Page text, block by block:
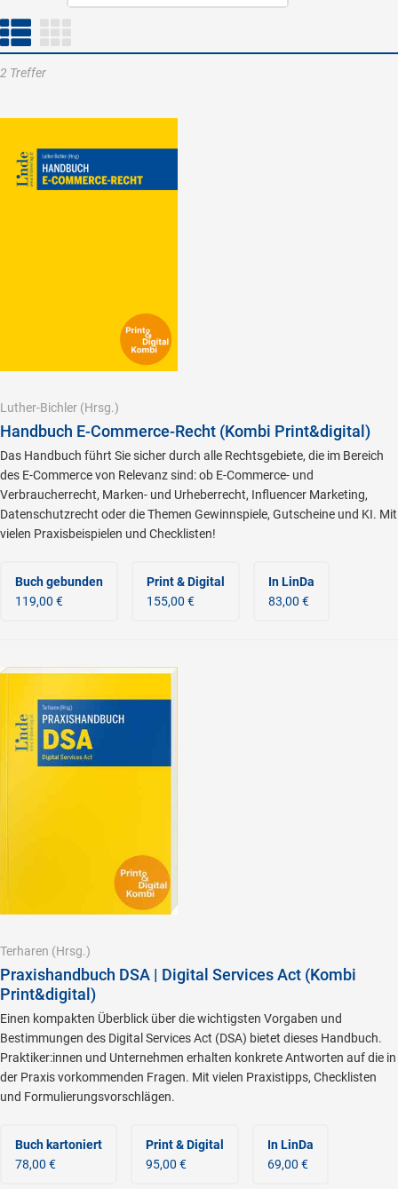
2 Treffer
Luther-Bichler (Hrsg.)
Handbuch E-Commerce-Recht (Kombi Print&digital)
Das Handbuch führt Sie sicher durch alle Rechtsgebiete, die im Bereich
des E-Commerce von Relevanz sind: ob E-Commerce- und
Verbraucherrecht, Marken- und Urheberrecht, Influencer Marketing,
Datenschutzrecht oder die Themen Gewinnspiele, Gutscheine und KI. Mit
vielen Praxisbeispielen und Checklisten!
Buch gebunden
119,00 €
Print & Digital
155,00 €
In LinDa
83,00 €
Terharen (Hrsg.)
Praxishandbuch DSA | Digital Services Act (Kombi
Print&digital)
Einen kompakten Überblick über die wichtigsten Vorgaben und
Bestimmungen des Digital Services Act (DSA) bietet dieses Handbuch.
Praktiker:innen und Unternehmen erhalten konkrete Antworten auf die in
der Praxis vorkommenden Fragen. Mit vielen Praxistipps, Checklisten
und Formulierungsvorschlägen.
Buch kartoniert
78,00 €
Print & Digital
95,00 €
In LinDa
69,00 €